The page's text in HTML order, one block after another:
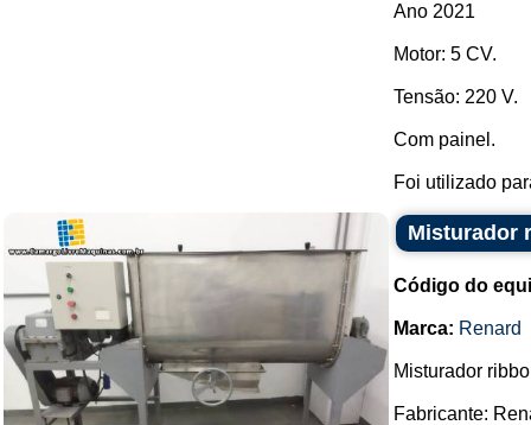
Ano 2021
Motor: 5 CV.
Tensão: 220 V.
Com painel.
Foi utilizado
Misturador
Código do
Marca: Renard
Misturador
Fabricante: